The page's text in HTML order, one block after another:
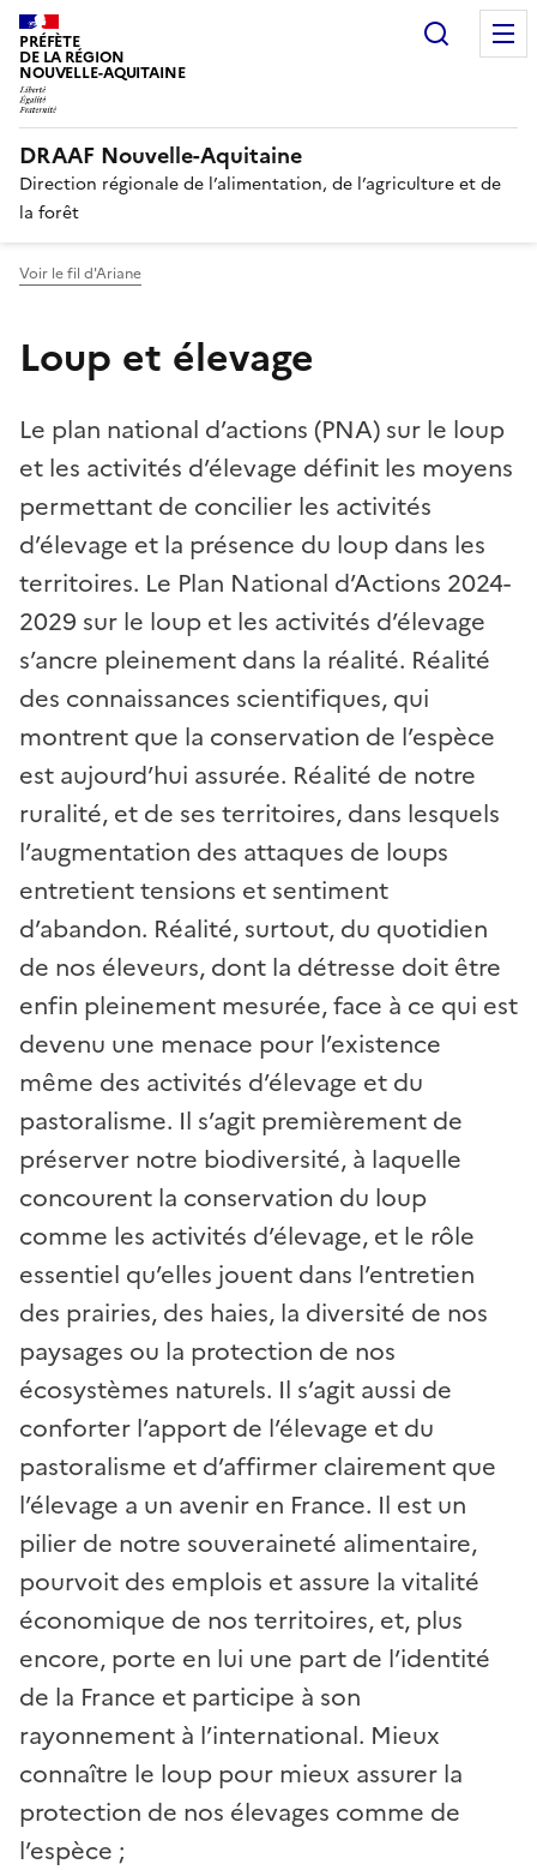
PRÉFÈTE
DE LA RÉGION
NOUVELLE-AQUITAINE
DRAAF Nouvelle-Aquitaine
Direction régionale de l’alimentation, de l’agriculture et de
la forêt
Voir le fil d'Ariane
Loup et élevage
Le plan national d’actions (PNA) sur le loup
et les activités d’élevage définit les moyens
permettant de concilier les activités
d’élevage et la présence du loup dans les
territoires. Le Plan National d’Actions 2024-
2029 sur le loup et les activités d’élevage
s’ancre pleinement dans la réalité. Réalité
des connaissances scientifiques, qui
montrent que la conservation de l’espèce
est aujourd’hui assurée. Réalité de notre
ruralité, et de ses territoires, dans lesquels
l’augmentation des attaques de loups
entretient tensions et sentiment
d’abandon. Réalité, surtout, du quotidien
de nos éleveurs, dont la détresse doit être
enfin pleinement mesurée, face à ce qui est
devenu une menace pour l’existence
même des activités d’élevage et du
pastoralisme. Il s’agit premièrement de
préserver notre biodiversité, à laquelle
concourent la conservation du loup
comme les activités d’élevage, et le rôle
essentiel qu’elles jouent dans l’entretien
des prairies, des haies, la diversité de nos
paysages ou la protection de nos
écosystèmes naturels. Il s’agit aussi de
conforter l’apport de l’élevage et du
pastoralisme et d’affirmer clairement que
l’élevage a un avenir en France. Il est un
pilier de notre souveraineté alimentaire,
pourvoit des emplois et assure la vitalité
économique de nos territoires, et, plus
encore, porte en lui une part de l’identité
de la France et participe à son
rayonnement à l’international. Mieux
connaître le loup pour mieux assurer la
protection de nos élevages comme de
l’espèce ;